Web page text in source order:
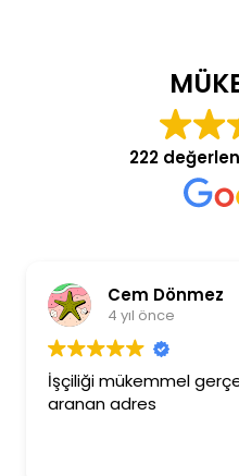
222
Cem Dönmez
4 yıl önce
İşçiliği mükemmel
aranan adres